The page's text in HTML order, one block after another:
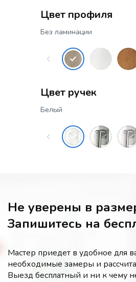
Цвет профиля
Без ламинации
Цвет ручек
Белый
Не уверены в
Запишитесь на
Мастер приедет в удобное для
необходимые замеры и
Выезд бесплатный и ни к чему